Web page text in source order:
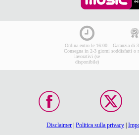
Ordina entro le 16:00:
Consegna in 2-3 giorni
lavorativi (se
disponibile)
Garanzia di
soddisfatti o
Disclaimer | Politica sulla privacy |